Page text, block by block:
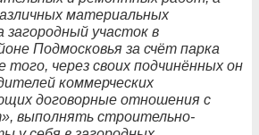
материальных
загородный участок в
Подмосковья за счёт парка
через своих подчинённых он
коммерческих
договорные отношения с
выполнять строительно-